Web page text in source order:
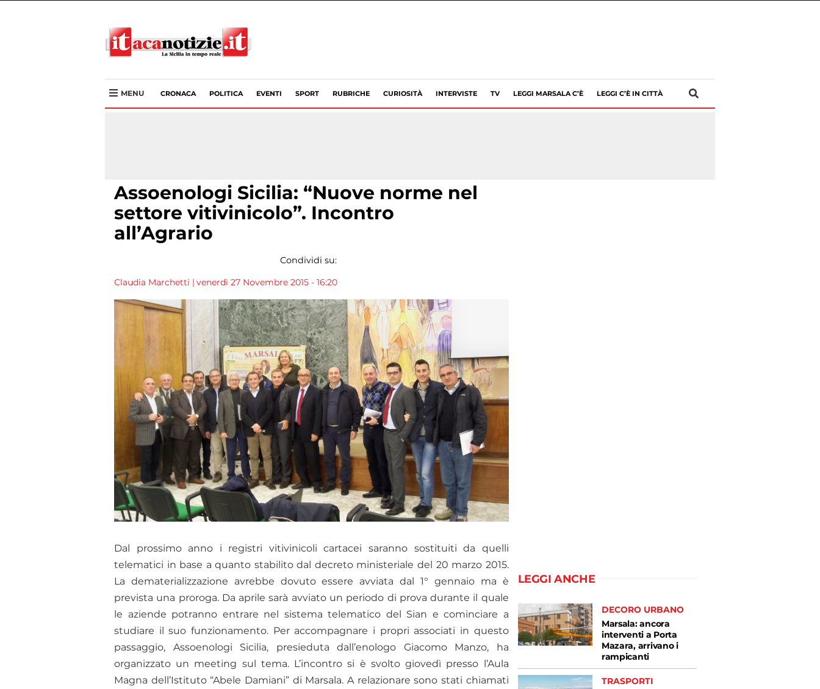
MENU CRONACA POLITICA EVENTI SPORT RUBRICHE CURIOSITÀ INTERVISTE TV LEGGI MARSALA C’È LEGGI C’È IN CITTÀ
Assoenologi Sicilia: “Nuove norme nel
settore vitivinicolo”. Incontro
all’Agrario
Condividi su:
Claudia Marchetti | venerdì 27 Novembre 2015 - 16:20
Dal prossimo anno i registri vitivinicoli cartacei saranno sostituiti da quelli
telematici in base a quanto stabilito dal decreto ministeriale del 20 marzo 2015.
La dematerializzazione avrebbe dovuto essere avviata dal 1° gennaio ma è
prevista una proroga. Da aprile sarà avviato un periodo di prova durante il quale
le aziende potranno entrare nel sistema telematico del Sian e cominciare a
studiare il suo funzionamento. Per accompagnare i propri associati in questo
passaggio, Assoenologi Sicilia, presieduta dall’enologo Giacomo Manzo, ha
organizzato un meeting sul tema. L’incontro si è svolto giovedì presso l’Aula
Magna dell’Istituto “Abele Damiani” di Marsala. A relazionare sono stati chiamati
LEGGI ANCHE
DECORO URBANO
Marsala: ancora
interventi a Porta
Mazara, arrivano i
rampicanti
TRASPORTI